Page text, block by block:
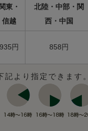
関東・
信越
北陸・中部・関
西・中国
935円 858円
記より指定できます。